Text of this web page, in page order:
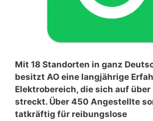
Mit 18 Standorten in ganz
besitzt AO eine langjährige
Elektrobereich, die sich auf über
streckt. Über 450 Angestellte
tatkräftig für reibungslose